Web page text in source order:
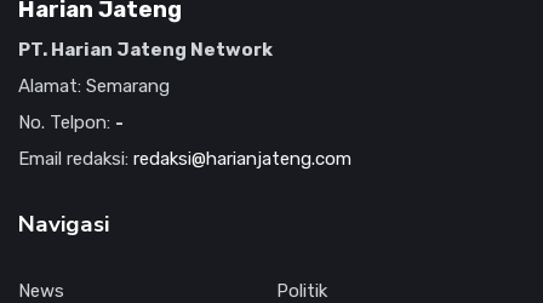
Harian Jateng
PT. Harian Jateng Network
Alamat: Semarang
No. Telpon: -
Email redaksi: redaksi@harianjateng.com
Navigasi
News
Politik